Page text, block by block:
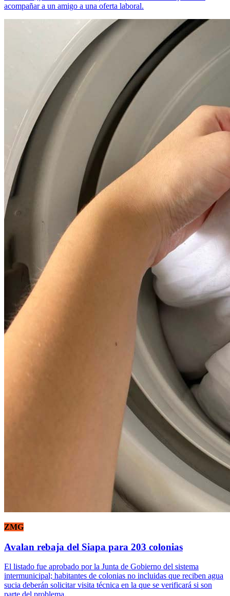
acompañar a un amigo a una oferta laboral.
ZMG
Avalan rebaja del Siapa para 203 colonias
El listado fue aprobado por la Junta de Gobierno del sistema
intermunicipal; habitantes de colonias no incluidas que reciben agua
sucia deberán solicitar visita técnica en la que se verificará si son